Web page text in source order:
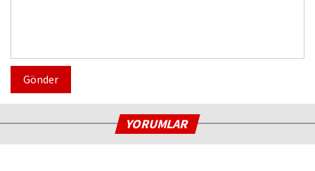
Gönder
YORUMLAR